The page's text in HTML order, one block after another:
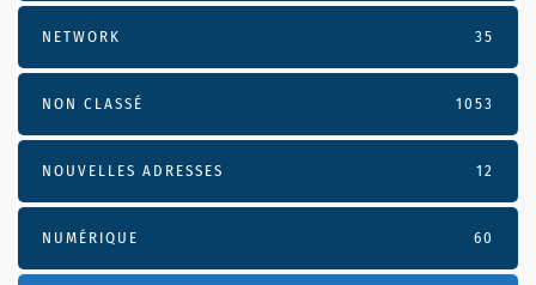
NETWORK 35
NON CLASSÉ 1053
NOUVELLES ADRESSES 12
NUMÉRIQUE 60